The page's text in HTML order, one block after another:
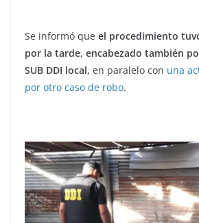
Se informó que el procedimiento
por la tarde, encabezado también
SUB DDI local, en paralelo con una
por otro caso de robo.